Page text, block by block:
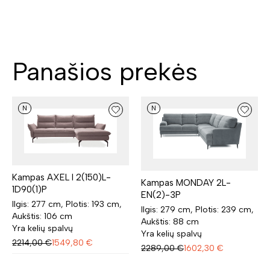
Panašios prekės
N
Kampas AXEL I 2(150)L-
1D90(1)P
Ilgis: 277 cm, Plotis: 193 cm,
Aukštis: 106 cm
Yra kelių spalvų
2214,00 €1549,80 €
N
Kampas MONDAY 2L-
EN(2)-3P
Ilgis: 279 cm, Plotis: 239 cm,
Aukštis: 88 cm
Yra kelių spalvų
2289,00 €1602,30 €